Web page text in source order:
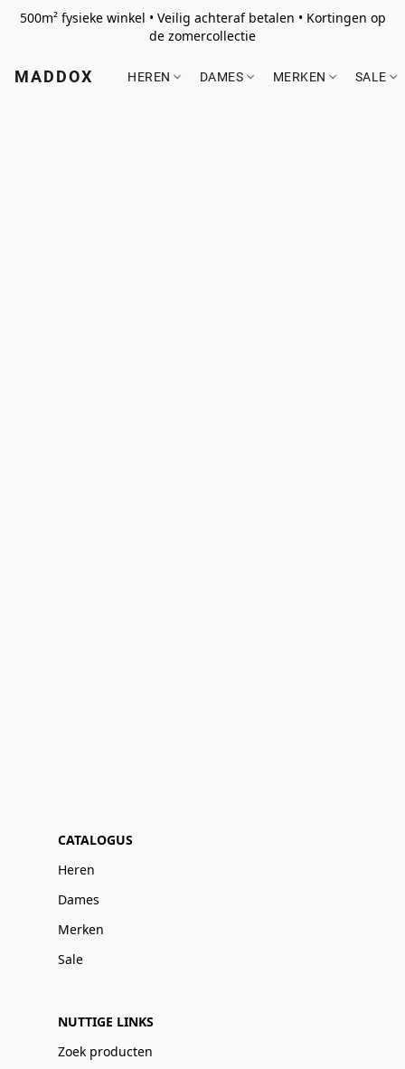
500m² fysieke winkel • Veilig achteraf betalen • Kortingen op
de zomercollectie
MADDOX HEREN DAMES MERKEN SALE
CATALOGUS
Heren
Dames
Merken
Sale
NUTTIGE LINKS
Zoek producten